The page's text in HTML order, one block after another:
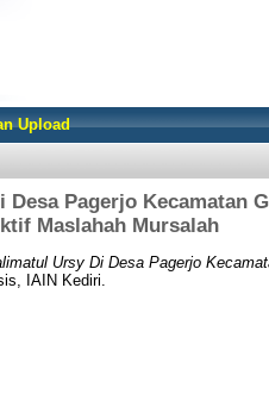
Upload
Pagerjo Kecamatan
Maslahah Mursalah
Ursy Di Desa Pagerjo
IAIN Kediri.